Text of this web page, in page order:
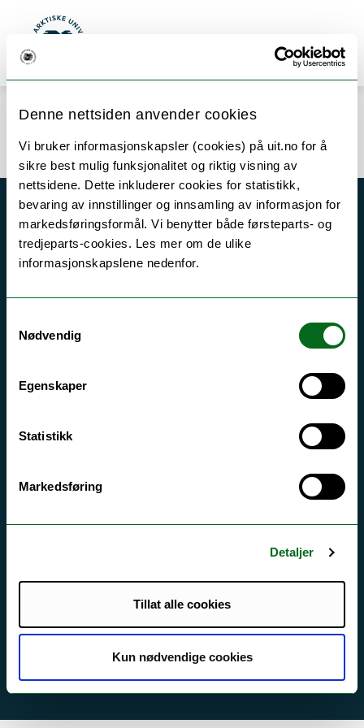
Denne nettsiden anvender cookies
Vi bruker informasjonskapsler (cookies) på uit.no for å
sikre best mulig funksjonalitet og riktig visning av
nettsidene. Dette inkluderer cookies for statistikk,
bevaring av innstillinger og innsamling av informasjon for
markedsføringsformål. Vi benytter både førsteparts- og
tredjeparts-cookies. Les mer om de ulike
informasjonskapslene nedenfor.
Nødvendig
Egenskaper
Statistikk
Markedsføring
Detaljer
Tillat alle cookies
Kun nødvendige cookies
Gå til hovedinnhold
UiT Norges arktiske universitet Meny
Error rendering component
Akutt hjelp
Si ifra!
Driftsmeldinger
Personvern ved UiT
Sikkerhet, beredskap og personvern
Tilgjengelighetserklæring
For media
English website